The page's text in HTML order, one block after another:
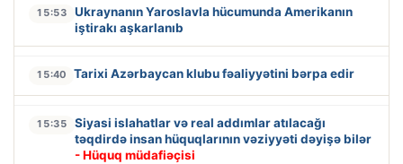
15:53
Ukraynanın Yaroslavla hücumunda Amerikanın
iştirakı aşkarlanıb
15:40 Tarixi Azərbaycan klubu fəaliyyətini bərpa edir
15:35
Siyasi islahatlar və real addımlar atılacağı
təqdirdə insan hüquqlarının vəziyyəti dəyişə bilər
- Hüquq müdafiəçisi